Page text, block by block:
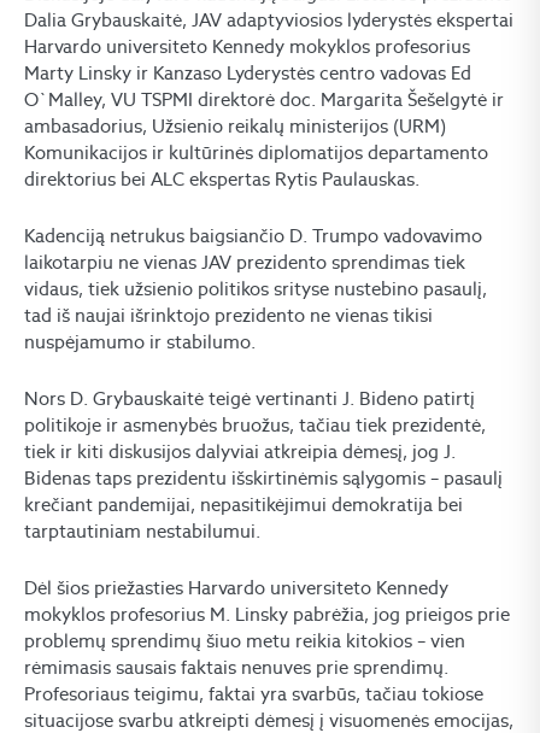
Dalia Grybauskaitė, JAV adaptyviosios lyderystės ekspertai
Harvardo universiteto Kennedy mokyklos profesorius
Marty Linsky ir Kanzaso Lyderystės centro vadovas Ed
O`Malley, VU TSPMI direktorė doc. Margarita Šešelgytė ir
ambasadorius, Užsienio reikalų ministerijos (URM)
Komunikacijos ir kultūrinės diplomatijos departamento
direktorius bei ALC ekspertas Rytis Paulauskas.
Kadenciją netrukus baigsiančio D. Trumpo vadovavimo
laikotarpiu ne vienas JAV prezidento sprendimas tiek
vidaus, tiek užsienio politikos srityse nustebino pasaulį,
tad iš naujai išrinktojo prezidento ne vienas tikisi
nuspėjamumo ir stabilumo.
Nors D. Grybauskaitė teigė vertinanti J. Bideno patirtį
politikoje ir asmenybės bruožus, tačiau tiek prezidentė,
tiek ir kiti diskusijos dalyviai atkreipia dėmesį, jog J.
Bidenas taps prezidentu išskirtinėmis sąlygomis – pasaulį
krečiant pandemijai, nepasitikėjimui demokratija bei
tarptautiniam nestabilumui.
Dėl šios priežasties Harvardo universiteto Kennedy
mokyklos profesorius M. Linsky pabrėžia, jog prieigos prie
problemų sprendimų šiuo metu reikia kitokios – vien
rėmimasis sausais faktais nenuves prie sprendimų.
Profesoriaus teigimu, faktai yra svarbūs, tačiau tokiose
situacijose svarbu atkreipti dėmesį į visuomenės emocijas,